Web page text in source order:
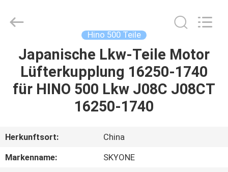
HAUS
PRODUKTE
UNS
Hino 500 Teile
Japanische Lkw-Teile Motor
Lüfterkupplung 16250-1740
für HINO 500 Lkw J08C J08CT
16250-1740
Herkunftsort:
China
Markenname:
SKYONE